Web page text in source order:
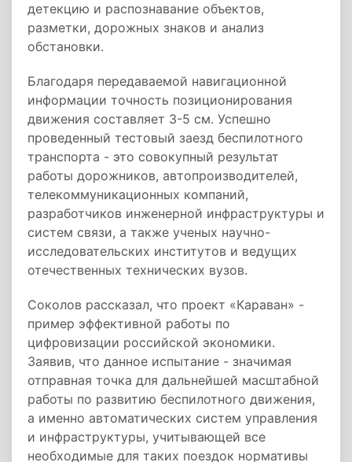
детекцию и распознавание объектов,
разметки, дорожных знаков и анализ
обстановки.
Благодаря передаваемой навигационной
информации точность позиционирования
движения составляет 3-5 см. Успешно
проведенный тестовый заезд беспилотного
транспорта - это совокупный результат
работы дорожников, автопроизводителей,
телекоммуникационных компаний,
разработчиков инженерной инфраструктуры и
систем связи, а также ученых научно-
исследовательских институтов и ведущих
отечественных технических вузов.
Соколов рассказал, что проект «Караван» -
пример эффективной работы по
цифровизации российской экономики.
Заявив, что данное испытание - значимая
отправная точка для дальнейшей масштабной
работы по развитию беспилотного движения,
а именно автоматических систем управления
и инфраструктуры, учитывающей все
необходимые для таких поездок нормативы